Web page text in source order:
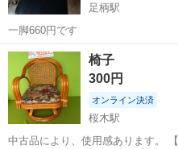
足柄駅
一脚660円です
静岡 駿東郡 足柄駅
椅子
300円
オンライン決済
桜木駅
中古品により、使用感あります。 【受け渡し場所】 ①掛川市領家:ト